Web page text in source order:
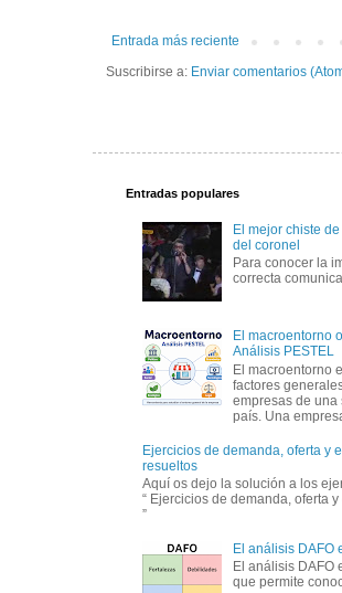
Entrada más reciente
Suscribirse a: Enviar comentarios
Entradas populares
El mejor chiste
del coronel
Para conocer la
correcta
El macroentorno
Análisis PESTEL
El macroentorno
factores
empresas de una
país. Una
Ejercicios de demanda, oferta y
resueltos
Aquí os dejo la solución a los
“ Ejercicios de demanda, oferta
”
El análisis DAFO
El análisis DAFO
que permite